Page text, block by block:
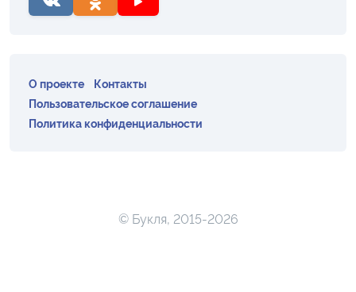
О проекте
Контакты
Пользовательское соглашение
Политика конфиденциальности
© Букля, 2015-2026